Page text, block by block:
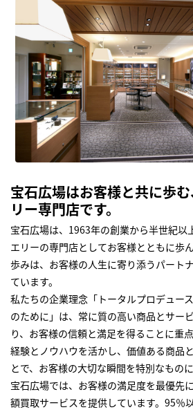
宝石広場はお客様と共に歩
リー専門店です。
宝石広場は、1963年の創業から半世紀以
エリーの専門店としてお客様とともに歩
歩みは、お客様の人生に寄り添うパート
ています。
私たちの企業理念「トータルプロデュー
のために」は、常に質の高い商品とサー
り、お客様の信頼と満足を得ることに重
経験とノウハウを活かし、価値ある商品
とで、お客様の大切な瞬間を特別なものに
宝石広場では、お客様の満足度を最優先
額買取サービスを提供しています。95％